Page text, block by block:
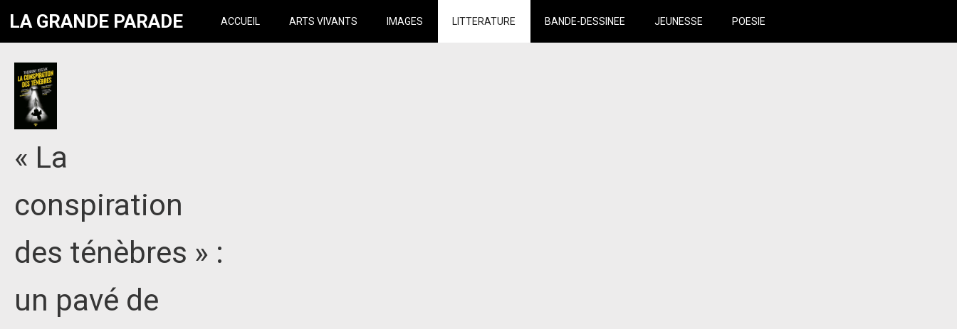
LA GRANDE PARADE ACCUEIL ARTS VIVANTS IMAGES LITTERATURE BANDE-DESSINEE JEUNESSE POESIE
« La
conspiration
des ténèbres » :
un pavé de